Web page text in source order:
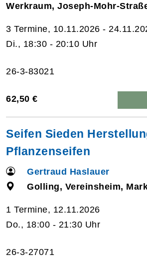
Werkraum, Joseph-Mohr-
3 Termine, 10.11.2026 -
Di., 18:30 - 20:10 Uhr
26-3-83021
62,50 €
Seifen Sieden
Pflanzenseifen
Gertraud Haslauer
Golling, Vereinsheim,
1 Termine, 12.11.2026
Do., 18:00 - 21:30 Uhr
26-3-27071